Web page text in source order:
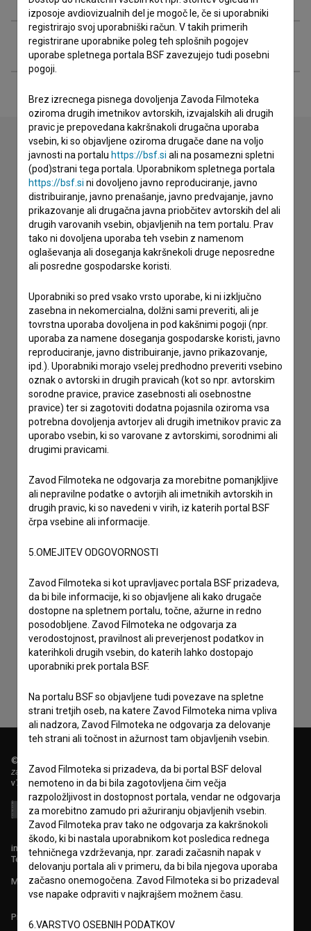
Razširjeni podatki
Stik z uredništvom
Spoštovani, s pomočjo spodnjega obrazca lahko stopite v
stik z uredništvom Baze slovenskih filmov. Veseli bomo vaših
odzivov.
imam vprašanje
želim dodati podatke
drugo
Sprejemamsplošne pogojein dajemsoglasje
zbiranje, hrambo in obdelavo osebnih podatkov.
© 2018-2026, Filmoteka,
zavod za širjenje filmske kulture
v7.151.0
info@filmoteka.si
Tehnična pomoč: podpora@bsf.si
Mednarodna številka ISSN 2670-787X
Projekt sofinancira:
izposoje avdiovizualnih del je mogoč le, če si uporabniki
registrirajo svoj uporabniški račun. V takih primerih
registrirane uporabnike poleg teh splošnih pogojev
uporabe spletnega portala BSF zavezujejo tudi posebni
pogoji.
Brez izrecnega pisnega dovoljenja Zavoda Filmoteka
oziroma drugih imetnikov avtorskih, izvajalskih ali drugih
pravic je prepovedana kakršnakoli drugačna uporaba
vsebin, ki so objavljene oziroma drugače dane na voljo
javnosti na portalu https://bsf.si ali na posamezni spletni
(pod)strani tega portala. Uporabnikom spletnega portala
https://bsf.si ni dovoljeno javno reproduciranje, javno
distribuiranje, javno prenašanje, javno predvajanje, javno
prikazovanje ali drugačna javna priobčitev avtorskih del ali
drugih varovanih vsebin, objavljenih na tem portalu. Prav
tako ni dovoljena uporaba teh vsebin z namenom
oglaševanja ali doseganja kakršnekoli druge neposredne
ali posredne gospodarske koristi.
Uporabniki so pred vsako vrsto uporabe, ki ni izključno
zasebna in nekomercialna, dolžni sami preveriti, ali je
tovrstna uporaba dovoljena in pod kakšnimi pogoji (npr.
uporaba za namene doseganja gospodarske koristi, javno
reproduciranje, javno distribuiranje, javno prikazovanje,
ipd.). Uporabniki morajo vselej predhodno preveriti vsebino
oznak o avtorski in drugih pravicah (kot so npr. avtorskim
sorodne pravice, pravice zasebnosti ali osebnostne
pravice) ter si zagotoviti dodatna pojasnila oziroma vsa
potrebna dovoljenja avtorjev ali drugih imetnikov pravic za
uporabo vsebin, ki so varovane z avtorskimi, sorodnimi ali
drugimi pravicami.
Zavod Filmoteka ne odgovarja za morebitne pomanjkljive
ali nepravilne podatke o avtorjih ali imetnikih avtorskih in
drugih pravic, ki so navedeni v virih, iz katerih portal BSF
črpa vsebine ali informacije.
5.OMEJITEV ODGOVORNOSTI
Zavod Filmoteka si kot upravljavec portala BSF prizadeva,
da bi bile informacije, ki so objavljene ali kako drugače
dostopne na spletnem portalu, točne, ažurne in redno
posodobljene. Zavod Filmoteka ne odgovarja za
verodostojnost, pravilnost ali preverjenost podatkov in
katerihkoli drugih vsebin, do katerih lahko dostopajo
uporabniki prek portala BSF.
Na portalu BSF so objavljene tudi povezave na spletne
strani tretjih oseb, na katere Zavod Filmoteka nima vpliva
ali nadzora, Zavod Filmoteka ne odgovarja za delovanje
teh strani ali točnost in ažurnost tam objavljenih vsebin.
Zavod Filmoteka si prizadeva, da bi portal BSF deloval
nemoteno in da bi bila zagotovljena čim večja
razpoložljivost in dostopnost portala, vendar ne odgovarja
za morebitno zamudo pri ažuriranju objavljenih vsebin.
Zavod Filmoteka prav tako ne odgovarja za kakršnokoli
škodo, ki bi nastala uporabnikom kot posledica rednega
tehničnega vzdrževanja, npr. zaradi začasnih napak v
delovanju portala ali v primeru, da bi bila njegova uporaba
začasno onemogočena. Zavod Filmoteka si bo prizadeval
vse napake odpraviti v najkrajšem možnem času.
6.VARSTVO OSEBNIH PODATKOV